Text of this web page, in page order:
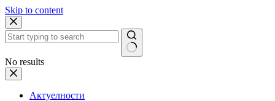
Skip to content
No results
Актуелности